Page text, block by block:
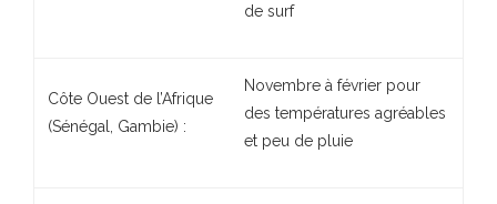
de surf
Côte Ouest de l’Afrique
(Sénégal, Gambie) :
Novembre à février pour
des températures agréables
et peu de pluie